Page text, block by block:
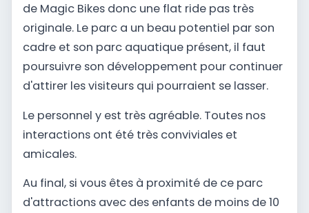
de Magic Bikes donc une flat ride pas très
originale. Le parc a un beau potentiel par son
cadre et son parc aquatique présent, il faut
poursuivre son développement pour continuer
d'attirer les visiteurs qui pourraient se lasser.
Le personnel y est très agréable. Toutes nos
interactions ont été très conviviales et
amicales.
Au final, si vous êtes à proximité de ce parc
d'attractions avec des enfants de moins de 10